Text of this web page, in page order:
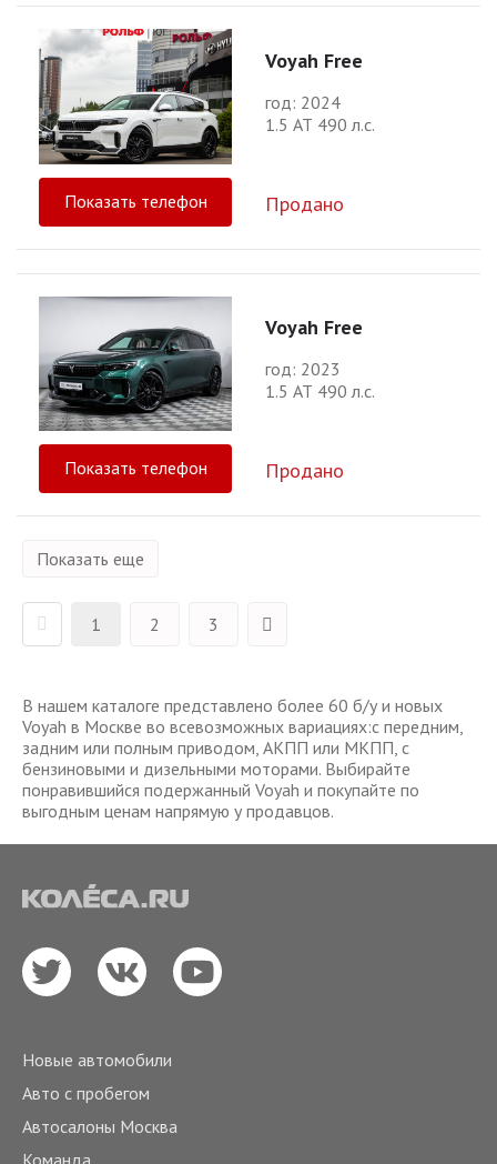
Voyah Free
год: 2024
1.5 АТ 490 л.с.
Показать телефон Продано
Voyah Free
год: 2023
1.5 АТ 490 л.с.
Показать телефон Продано
Показать еще
1 2 3
В нашем каталоге представлено более 60 б/у и новых
Voyah в Москве во всевозможных вариациях:с передним,
задним или полным приводом, АКПП или МКПП, с
бензиновыми и дизельными моторами. Выбирайте
понравившийся подержанный Voyah и покупайте по
выгодным ценам напрямую у продавцов.
Новые автомобили
Авто с пробегом
Автосалоны Москва